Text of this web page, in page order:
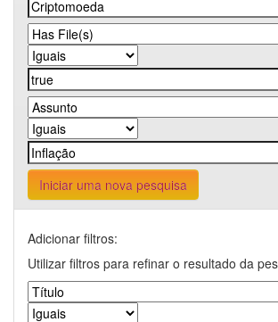
Iniciar uma nova pesquisa
Adicionar filtros:
Utilizar filtros para refinar o resultado da